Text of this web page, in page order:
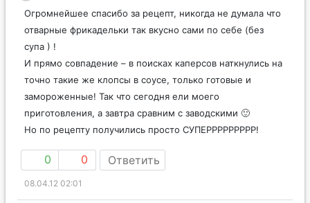
Огромнейшее спасибо за рецепт, никогда не думала что
отварные фрикадельки так вкусно сами по себе (без
супа ) !
И прямо совпадение – в поисках каперсов наткнулись на
точно такие же клопсы в соусе, только готовые и
замороженные! Так что сегодня ели моего
приготовления, а завтра сравним с заводскими 🙂
Но по рецепту получились просто СУПЕРРРРРРРРР!
0 0 Ответить
08.04.12 02:01